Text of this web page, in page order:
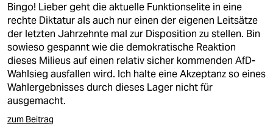
Bingo! Lieber geht die aktuelle Funktionselite in eine
rechte Diktatur als auch nur einen der eigenen Leitsätze
der letzten Jahrzehnte mal zur Disposition zu stellen. Bin
sowieso gespannt wie die demokratische Reaktion
dieses Milieus auf einen relativ sicher kommenden AfD-
Wahlsieg ausfallen wird. Ich halte eine Akzeptanz so eines
Wahlergebnisses durch dieses Lager nicht für
ausgemacht.
zum Beitrag